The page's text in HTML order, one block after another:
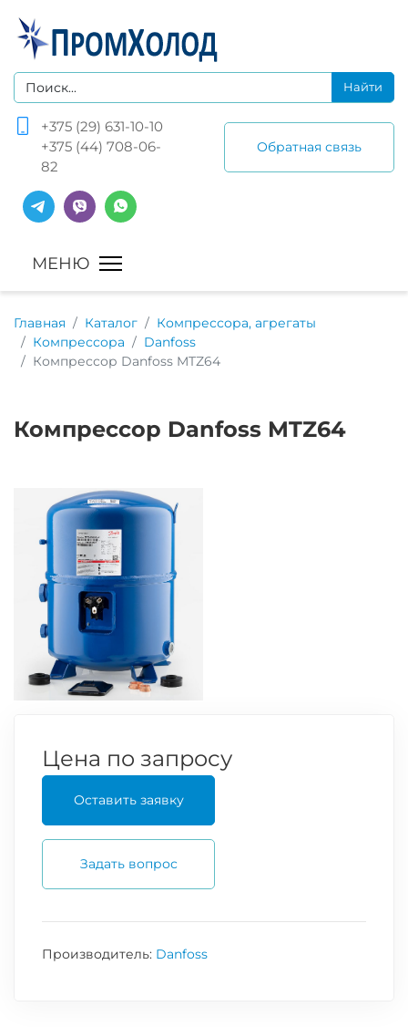
+375 (29) 631-10-10
+375 (44) 708-06-
82
Обратная связь
Главная Каталог
Компрессора, агрегаты
Компрессора
Danfoss
Компрессор Danfoss MTZ64
Компрессор Danfoss MTZ64
Цена по запросу
Оставить заявку
Задать вопрос
Производитель: Danfoss